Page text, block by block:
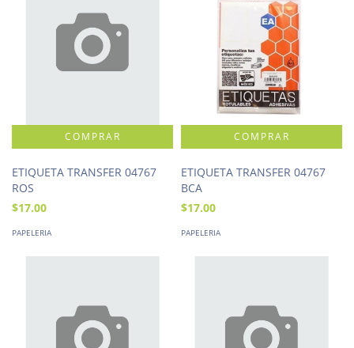
ETIQUETA TRANSFER 04767
ROS
$17.00
PAPELERIA
ETIQUETA TRANSFER 04767
BCA
$17.00
PAPELERIA